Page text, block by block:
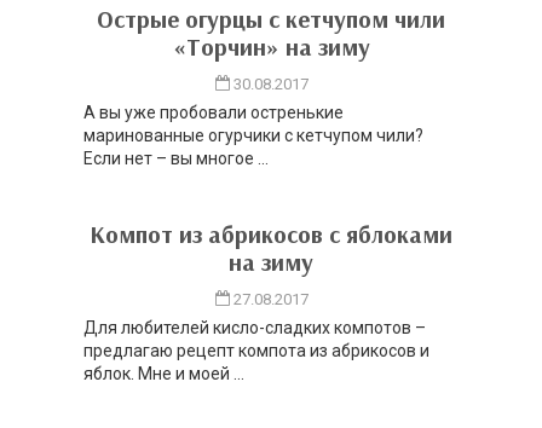
Острые огурцы с кетчупом чили
«Торчин» на зиму
30.08.2017
А вы уже пробовали остренькие
маринованные огурчики с кетчупом чили?
Если нет – вы многое ...
Компот из абрикосов с яблоками
на зиму
27.08.2017
Для любителей кисло-сладких компотов –
предлагаю рецепт компота из абрикосов и
яблок. Мне и моей ...